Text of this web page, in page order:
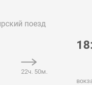
поезд
22ч. 50м.